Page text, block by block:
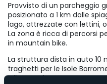
Provvisto di un parcheggio
posizionato a 1 km dalle
lago, attrezzate con lettini,
La zona è ricca di percorsi
in mountain bike.
La struttura dista in auto 10
traghetti per le Isole
Milano Malpensa.